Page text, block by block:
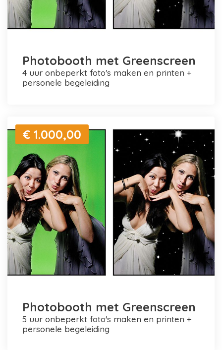
Photobooth met Greenscreen
4 uur onbeperkt foto's maken en printen +
personele begeleiding
€ 1.000,00
Photobooth met Greenscreen
5 uur onbeperkt foto's maken en printen +
personele begeleiding